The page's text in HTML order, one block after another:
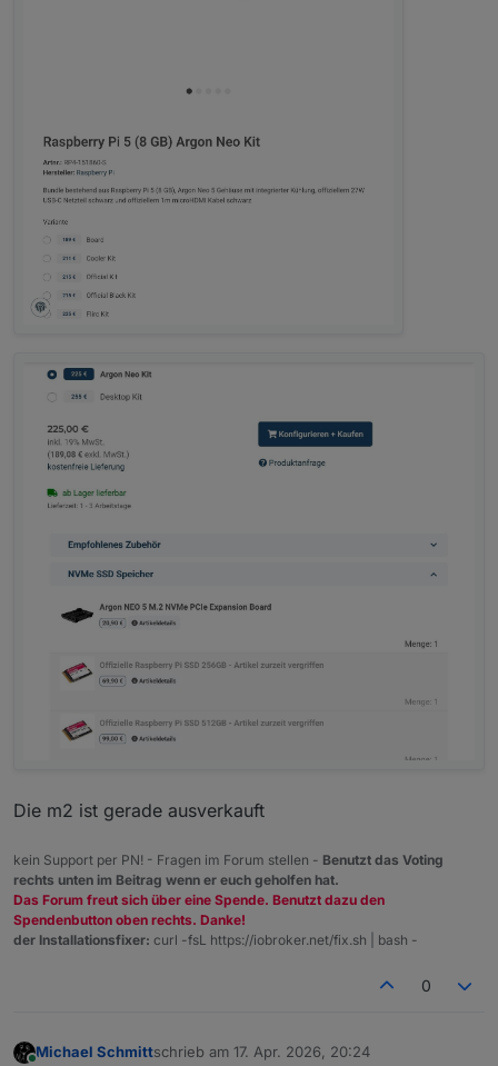
Die m2 ist gerade ausverkauft
kein Support per PN! - Fragen im Forum stellen - Benutzt das Voting
rechts unten im Beitrag wenn er euch geholfen hat.
Das Forum freut sich über eine Spende. Benutzt dazu den
Spendenbutton oben rechts. Danke!
der Installationsfixer: curl -fsL https://iobroker.net/fix.sh | bash -
0
Michael Schmittschrieb am 17. Apr. 2026, 20:24
zuletzt editiert von